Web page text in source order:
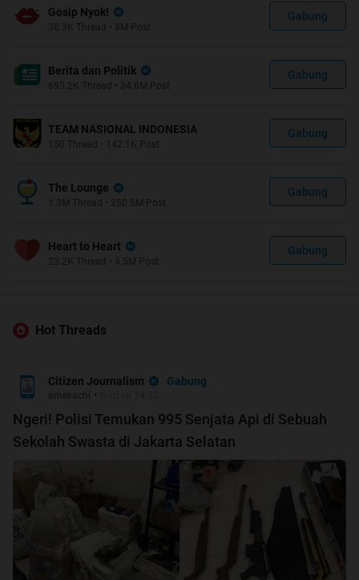
Gosip Nyok!
38.3K Thread • 8M Post
Gabung
Berita dan Politik
695.2K Thread • 34.8M Post
Gabung
TEAM NASIONAL INDONESIA
150 Thread • 142.1K Post
Gabung
The Lounge
1.3M Thread • 250.5M Post
Gabung
Heart to Heart
23.2K Thread • 4.5M Post
Gabung
Hot Threads
Citizen Journalism Gabung
amekachi •
Ngeri! Polisi Temukan 995 Senjata Api di Sebuah
Sekolah Swasta di Jakarta Selatan